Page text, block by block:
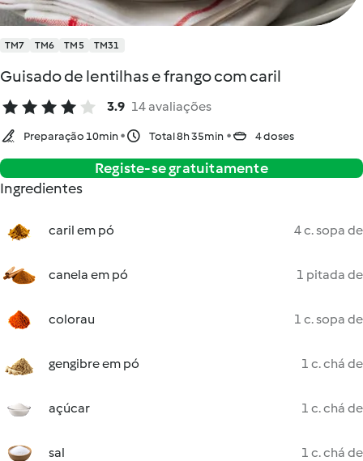
TM7 TM6 TM5 TM31
Guisado de lentilhas e frango com caril
3.9 14 avaliações
Preparação 10min Total 8h 35min 4 doses
Registe-se gratuitamente
Ingredientes
caril em pó 4 c. sopa de
canela em pó 1 pitada de
colorau 1 c. sopa de
gengibre em pó 1 c. chá de
açúcar 1 c. chá de
sal 1 c. chá de